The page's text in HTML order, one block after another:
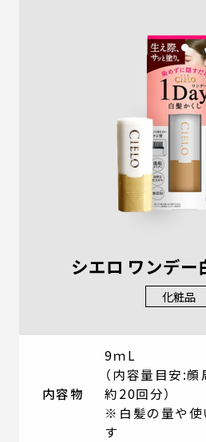
シエロ ワンデー
化粧品
内容物
9ｍL
（内容量目安:
約20回分）
※白髪の量や使
す